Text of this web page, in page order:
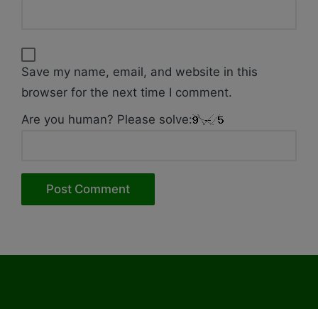
Save my name, email, and website in this
browser for the next time I comment.
Are you human? Please solve: